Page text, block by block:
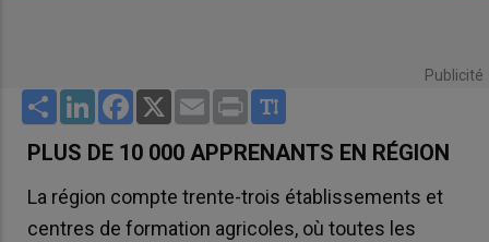
Publicité
Share LinkedInFacebook
X Email Print
PLUS DE 10 000 APPRENANTS EN RÉGION
La région compte trente-trois établissements et
centres de formation agricoles, où toutes les